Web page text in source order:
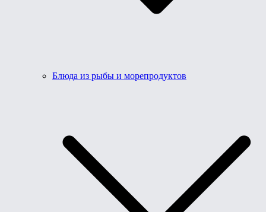
Блюда из рыбы и морепродуктов